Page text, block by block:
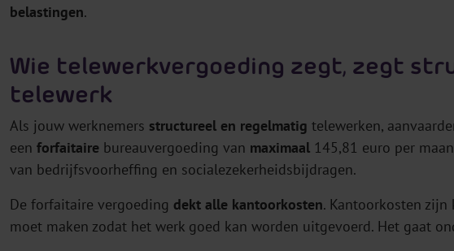
belastingen.
Wie telewerkvergoeding zegt, zegt
telewerk
Als jouw werknemers structureel en regelmatig telewerken,
een forfaitaire bureauvergoeding van maximaal 145,81 euro per
van bedrijfsvoorheffing en socialezekerheidsbijdragen.
De forfaitaire vergoeding dekt alle kantoorkosten. Kantoorkosten
moet maken zodat het werk goed kan worden uitgevoerd. Het gaat